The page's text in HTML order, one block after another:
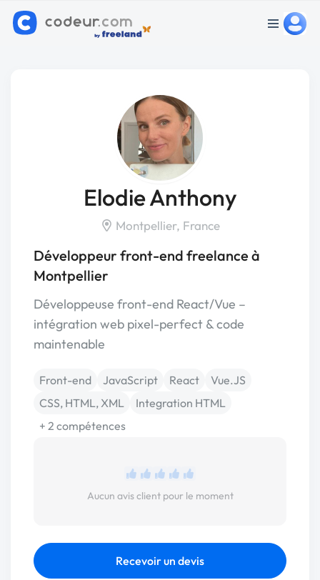
Elodie Anthony
Montpellier, France
Développeur front-end freelance à
Montpellier
Développeuse front-end React/Vue –
intégration web pixel-perfect & code
maintenable
Front-end JavaScript React
Vue.JS
CSS, HTML, XML
Integration HTML
+ 2 compétences
Aucun avis client pour le moment
Recevoir un devis